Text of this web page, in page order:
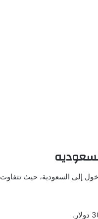
إلى السعودية، حيث تتفاوت